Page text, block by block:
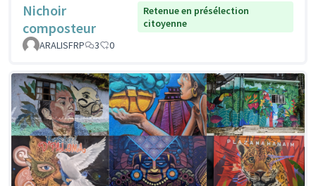
Nichoir
composteur
Retenue en présélection
citoyenne
ARALISFRP
3 0